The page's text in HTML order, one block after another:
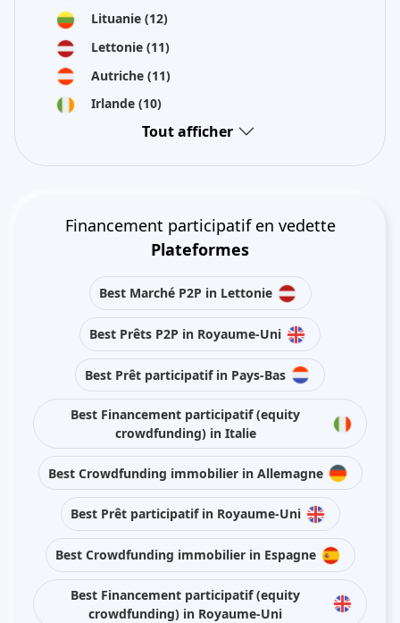
Lituanie (12)
Lettonie (11)
Autriche (11)
Irlande (10)
Tout afficher
Financement participatif en vedette
Plateformes
Best Marché P2P in Lettonie
Best Prêts P2P in Royaume-Uni
Best Prêt participatif in Pays-Bas
Best Financement participatif (equity
crowdfunding) in Italie
Best Crowdfunding immobilier in Allemagne
Best Prêt participatif in Royaume-Uni
Best Crowdfunding immobilier in Espagne
Best Financement participatif (equity
crowdfunding) in Royaume-Uni